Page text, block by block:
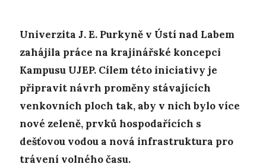
Univerzita J. E. Purkyně v Ústí nad Labem
zahájila práce na krajinářské koncepci
Kampusu UJEP. Cílem této iniciativy je
připravit návrh proměny stávajících
venkovních ploch tak, aby v nich bylo více
nové zeleně, prvků hospodařících s
dešťovou vodou a nová infrastruktura pro
trávení volného času.